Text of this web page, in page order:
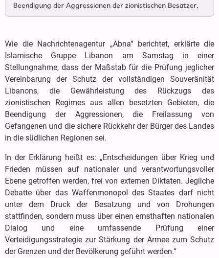
Beendigung der Aggressionen der zionistischen Besatzer.
Wie die Nachrichtenagentur „Abna“ berichtet, erklärte die
Islamische Gruppe Libanon am Samstag in einer
Stellungnahme, dass der Maßstab für die Prüfung jeglicher
Vereinbarung der Schutz der vollständigen Souveränität
Libanons, die Gewährleistung des Rückzugs des
zionistischen Regimes aus allen besetzten Gebieten, die
Beendigung der Aggressionen, die Freilassung von
Gefangenen und die sichere Rückkehr der Bürger des Landes
in die südlichen Regionen sei.
In der Erklärung heißt es: „Entscheidungen über Krieg und
Frieden müssen auf nationaler und verantwortungsvoller
Ebene getroffen werden, frei von externen Diktaten. Jegliche
Debatte über das Waffenmonopol des Staates darf nicht
unter dem Druck der Besatzung und von Drohungen
stattfinden, sondern muss über einen ernsthaften nationalen
Dialog und eine umfassende Prüfung einer
Verteidigungsstrategie zur Stärkung der Armee zum Schutz
der Grenzen und der Bevölkerung geführt werden.“